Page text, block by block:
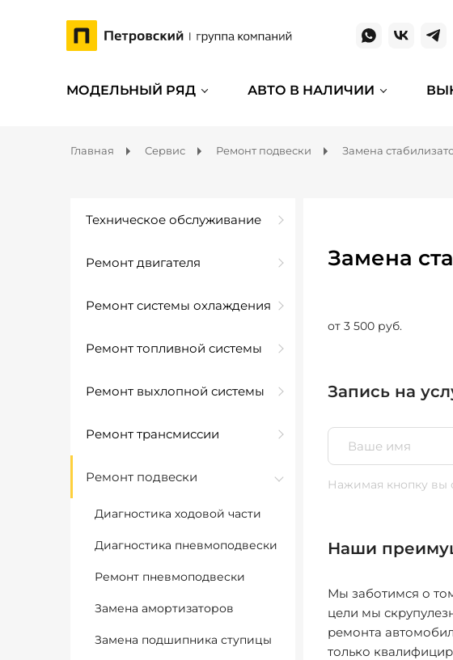
МОДЕЛЬНЫЙ РЯД АВТО В НАЛИЧИИ
Главная Сервис Ремонт подвески Замена
Техническое обслуживание
Ремонт двигателя
Ремонт системы охлаждения
Ремонт топливной системы
Ремонт выхлопной системы
Ремонт трансмиссии
Ремонт подвески
Диагностика ходовой части
Диагностика пневмоподвески
Ремонт пневмоподвески
Замена амортизаторов
Замена подшипника ступицы
Замена
от 3 500 руб.
Запись на
Нажимая кнопку вы
Наши
Мы заботимся о
цели мы
ремонта
только